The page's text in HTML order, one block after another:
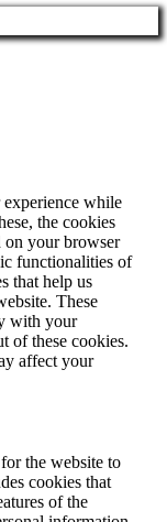
while
the cookies
on your browser
functionalities of
that help us
These
with your
of these cookies.
affect your
the website to
cookies that
of the